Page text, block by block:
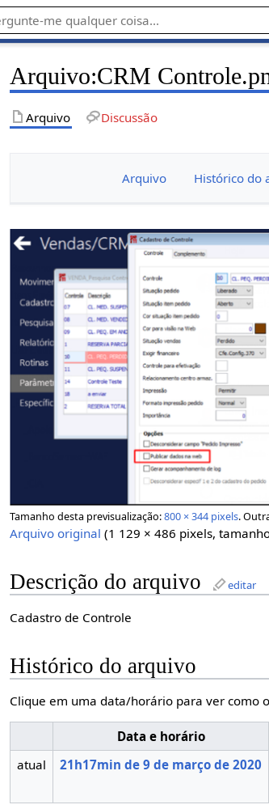
Arquivo:CRM
Arquivo Discussão
Arquivo Histórico do
Tamanho desta previsualização:800 × 344 pixels.
Arquivo original (1 129 × 486 pixels,
Descrição do arquivo editar
Cadastro de Controle
Histórico do arquivo
Clique em uma data/horário para ver como
Data e horário
atual
21h17min de 9 de março de 2020